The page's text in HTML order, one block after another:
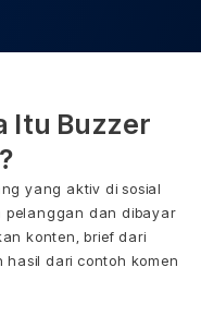
Itu Buzzer
yang aktiv di sosial
pelanggan dan dibayar
konten, brief dari
dari contoh komen